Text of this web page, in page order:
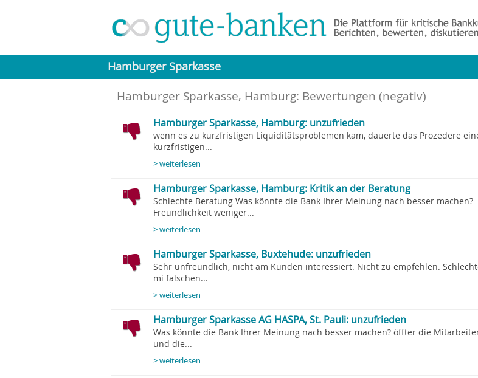
Hamburger Sparkasse
Hamburger Sparkasse, Hamburg: Bewertungen (negativ)
Hamburger Sparkasse, Hamburg: unzufrieden
wenn es zu kurzfristigen Liquiditätsproblemen kam, dauerte das Prozedere
kurzfristigen...
> weiterlesen
Hamburger Sparkasse, Hamburg: Kritik an der Beratung
Schlechte Beratung Was könnte die Bank Ihrer Meinung nach besser machen?
Freundlichkeit weniger...
> weiterlesen
Hamburger Sparkasse, Buxtehude: unzufrieden
Sehr unfreundlich, nicht am Kunden interessiert. Nicht zu empfehlen.
mi falschen...
> weiterlesen
Hamburger Sparkasse AG HASPA, St. Pauli: unzufrieden
Was könnte die Bank Ihrer Meinung nach besser machen? öffter die
und die...
> weiterlesen